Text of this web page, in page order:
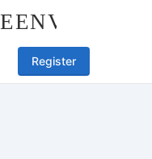
Register